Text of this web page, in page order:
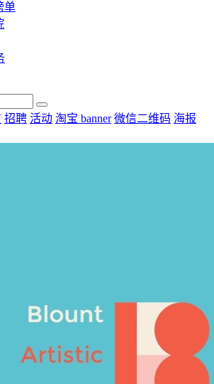
单
招聘 活动 淘宝 banner 微信二维码 海报